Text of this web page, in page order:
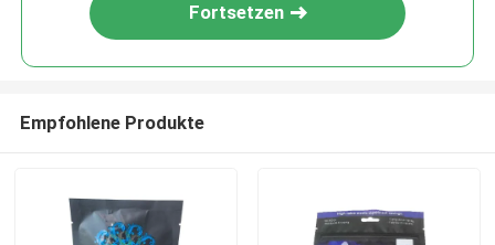
Fortsetzen
Empfohlene Produkte